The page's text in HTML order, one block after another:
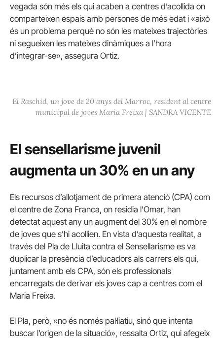
vegada són més els qui acaben a centres d’acollida on
comparteixen espais amb persones de més edat i «això
és un problema perquè no són les mateixes trajectòries
ni segueixen les mateixes dinàmiques a l’hora
d’integrar-se», assegura Ortiz.
El Raschid, un jove de 20 anys del Marroc, resident al centre
municipal de joves Maria Freixa | SANDRA VICENTE
El sensellarisme juvenil
augmenta un 30% en un any
Els recursos d’allotjament de primera atenció (CPA) com
el centre de Zona Franca, on residia l’Omar, han
detectat aquest any un augment del 30% en el nombre
de joves que s’hi acollien. En vista d’aquesta realitat, a
través del Pla de Lluita contra el Sensellarisme es va
duplicar la presència d’educadors als carrers els qui,
juntament amb els CPA, són els professionals
encarregats de derivar els joves cap a centres com el
Maria Freixa.
El Pla, però, «no és només pal·liatiu, sinó que intenta
buscar l’origen de la situació», ressalta Ortiz, qui afegeix